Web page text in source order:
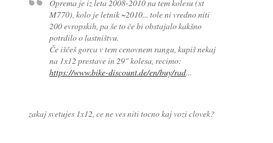
Oprema je iz leta 2008-2010 na tem kolesu (xt
M770), kolo je letnik ~2010... tole ni vredno niti
200 evropskih, pa še to če bi obstajalo kakšno
potrdilo o lastništvu.
Če iščeš gorca v tem cenovnem rangu, kupiš nekaj
na 1x12 prestave in 29" kolesa, recimo:
https://www.bike-discount.de/en/buy/rad...
zakaj svetujes 1x12, ce ne ves niti tocno kaj vozi clovek?